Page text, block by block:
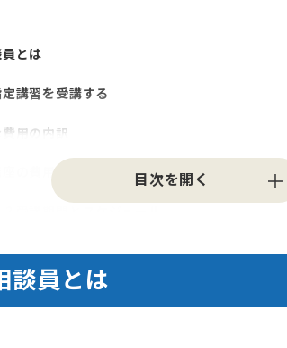
とは
講習を受講する
用の内訳
の費用比較
格基準
5万円前後で目指す）
談員とは